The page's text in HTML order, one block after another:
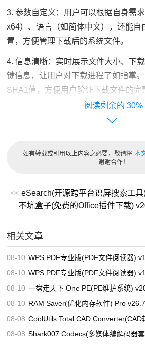
3. 参数自定义：用户可以根据自身需
x64）、语言（如简体中文），还能自
置，方便管理下载后的系统文件。
4. 信息清晰：实时展示文件大小、下
键信息，让用户对下载进程了如指掌
SHA1值，方便用户验证下载文件的完
统。
用户可根据自身使用目的和需求，挑
载，比如办公用的专业版、面向教育
和语言习惯的用户使用，目前提供简体
4. 保存位置设置：用户能够自行指定
路径，便于对下载文件进行管理和查
以定位的问题。
许时再继续，无需重新开始下载。同
30%
如有转载或引用以上内容之必要，敬请将 本
谢谢合作！
<< eSearch(开源跨平台识屏搜索工
| 不坑盒子(免费的Office插件下载)
相关文章
08-10 WPS PDF专业版(PDF文件阅读器)
08-10 WPS PDF专业版(PDF文件阅读器)
08-10 一盘走天下 One PE(PE维护系统)
08-10 RAM Saver(优化内存软件) Pro
08-08 CoolUtils Total CAD Converter(CAD转换工
08-08 Shark007 Codecs(多媒体编解码器